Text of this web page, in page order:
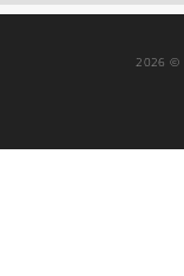
2026 ©